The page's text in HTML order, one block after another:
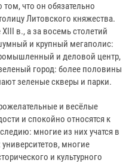
что он обязательно
Литовского княжества.
в., а за восемь столетий
и крупный мегаполис:
и деловой центр,
город: более половины
зеленые скверы и парки.
и весёлые
и спокойно относятся к
многие из них учатся в
многие
и культурного